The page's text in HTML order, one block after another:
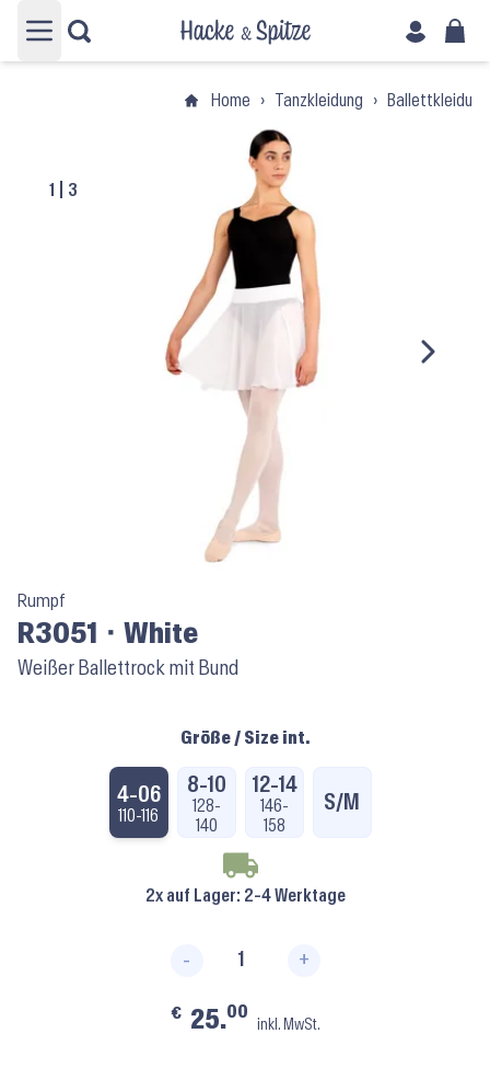
Hauptmenü öffnen
Home › Tanzkleidung › Ballettkleidung
1 3
Rumpf
R3051 ⬝ White
Weißer Ballettrock mit Bund
Größe / Size int.
4-06
110-116
8-10
128-
140
12-14
146-
158
S/M
2x auf Lager: 2-4 Werktage
- +
€ 25.00
inkl. MwSt.